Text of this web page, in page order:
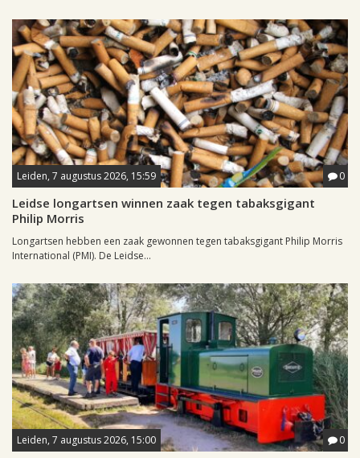
Leiden, 7 augustus 2026, 15:59 0
Leidse longartsen winnen zaak tegen tabaksgigant
Philip Morris
Longartsen hebben een zaak gewonnen tegen tabaksgigant Philip Morris
International (PMI). De Leidse...
Leiden, 7 augustus 2026, 15:00 0